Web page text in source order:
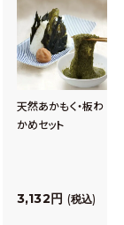
天然あかもく・板わ
かめセット
3,132 税込